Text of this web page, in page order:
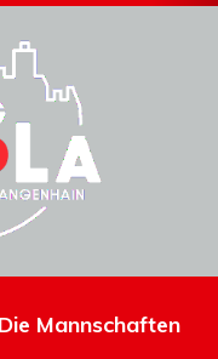
Die Mannschaften